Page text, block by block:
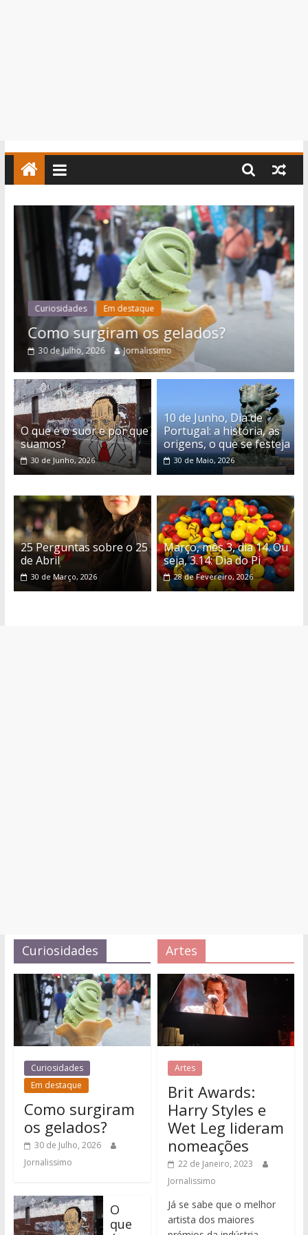
Curiosidades Em destaque
Como surgiram os gelados?
30 de Julho, 2026 Jornalissimo
O que é o suor e por que
suamos?
30 de Junho, 2026
10 de Junho, Dia de
Portugal: a história, as
origens, o que se festeja
30 de Maio, 2026
25 Perguntas sobre o 25
de Abril
30 de Março, 2026
Março, mês 3, dia 14. Ou
seja, 3.14: Dia do Pi
28 de Fevereiro, 2026
Curiosidades
Curiosidades
Em destaque
Como surgiram
os gelados?
30 de Julho, 2026
Jornalissimo
O
que
Artes
Artes
Brit Awards:
Harry Styles e
Wet Leg lideram
nomeações
22 de Janeiro, 2023
Jornalissimo
Já se sabe que o melhor
artista dos maiores